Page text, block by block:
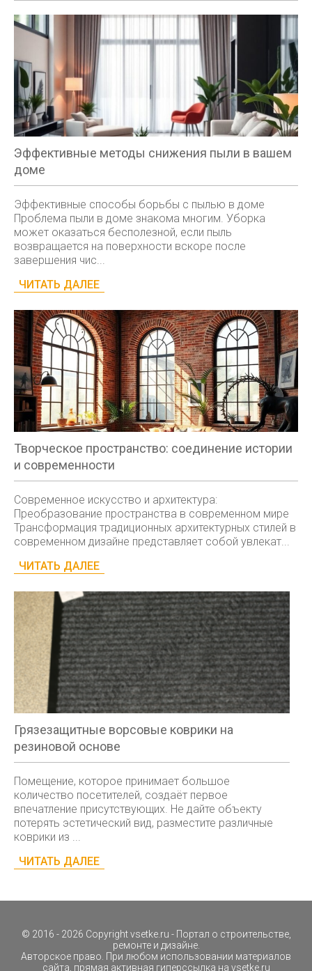
Эффективные методы снижения пыли в вашем
доме
Эффективные способы борьбы с пылью в доме
Проблема пыли в доме знакома многим. Уборка
может оказаться бесполезной, если пыль
возвращается на поверхности вскоре после
завершения чис...
ЧИТАТЬ ДАЛЕЕ
Творческое пространство: соединение истории
и современности
Современное искусство и архитектура:
Преобразование пространства в современном мире
Трансформация традиционных архитектурных стилей в
современном дизайне представляет собой увлекат...
ЧИТАТЬ ДАЛЕЕ
Грязезащитные ворсовые коврики на
резиновой основе
Помещение, которое принимает большое
количество посетителей, создаёт первое
впечатление присутствующих. Не дайте объекту
потерять эстетический вид, разместите различные
коврики из ...
ЧИТАТЬ ДАЛЕЕ
© 2016 - 2026 Copyrightvsetke.ru - Портал о строительстве,
ремонте и дизайне.
Авторское право. При любом использовании материалов
сайта, прямая активная гиперссылка на vsetke.ru